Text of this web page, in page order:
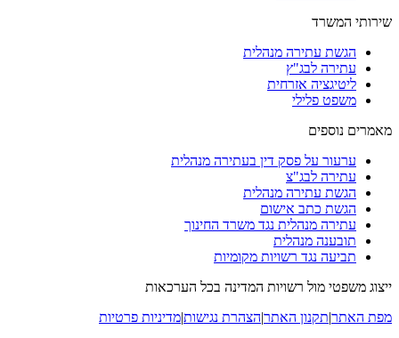
שירותי המשרד
הגשת עתירה מנהלית
עתירה לבג"ץ
ליטיגציה אזרחית
משפט פלילי
מאמרים נוספים
ערעור על פסק דין בעתירה מנהלית
עתירה לבג"צ
הגשת עתירה מנהלית
הגשת כתב אישום
עתירה מנהלית נגד משרד החינוך
תובענה מנהלית
תביעה נגד רשויות מקומיות
ייצוג משפטי מול רשויות המדינה בכל הערכאות
מפת האתר|תקנון האתר|הצהרת נגישות|מדיניות פרטיות